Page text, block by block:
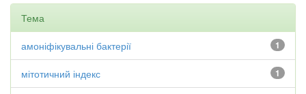
Тема
1
амоніфікувальні бактерії
1
мітотичний індекс